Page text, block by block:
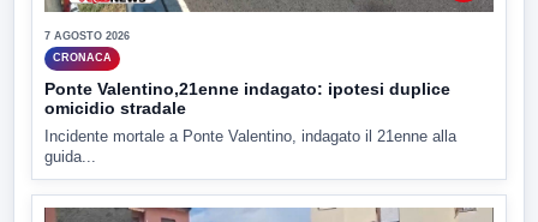
7 AGOSTO 2026
CRONACA
Ponte Valentino,21enne indagato: ipotesi duplice
omicidio stradale
Incidente mortale a Ponte Valentino, indagato il 21enne alla
guida...